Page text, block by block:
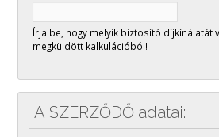
Írja be, hogy melyik biztosító díjkínálatát
megküldött kalkulációból!
A SZERZŐDŐ adatai: